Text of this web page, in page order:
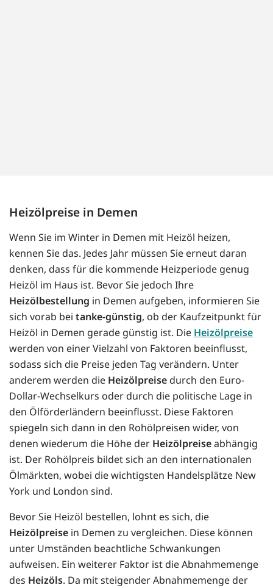
Heizölpreise in Demen
Wenn Sie im Winter in Demen mit Heizöl heizen,
kennen Sie das. Jedes Jahr müssen Sie erneut daran
denken, dass für die kommende Heizperiode genug
Heizöl im Haus ist. Bevor Sie jedoch Ihre
Heizölbestellung in Demen aufgeben, informieren Sie
sich vorab bei tanke-günstig, ob der Kaufzeitpunkt für
Heizöl in Demen gerade günstig ist. Die Heizölpreise
werden von einer Vielzahl von Faktoren beeinflusst,
sodass sich die Preise jeden Tag verändern. Unter
anderem werden die Heizölpreise durch den Euro-
Dollar-Wechselkurs oder durch die politische Lage in
den Ölförderländern beeinflusst. Diese Faktoren
spiegeln sich dann in den Rohölpreisen wider, von
denen wiederum die Höhe der Heizölpreiseabhängig
ist. Der Rohölpreis bildet sich an den internationalen
Ölmärkten, wobei die wichtigsten Handelsplätze New
York und London sind.
Bevor Sie Heizöl bestellen, lohnt es sich, die
Heizölpreise in Demen zu vergleichen. Diese können
unter Umständen beachtliche Schwankungen
aufweisen. Ein weiterer Faktor ist die Abnahmemenge
des Heizöls. Da mit steigender Abnahmemenge der